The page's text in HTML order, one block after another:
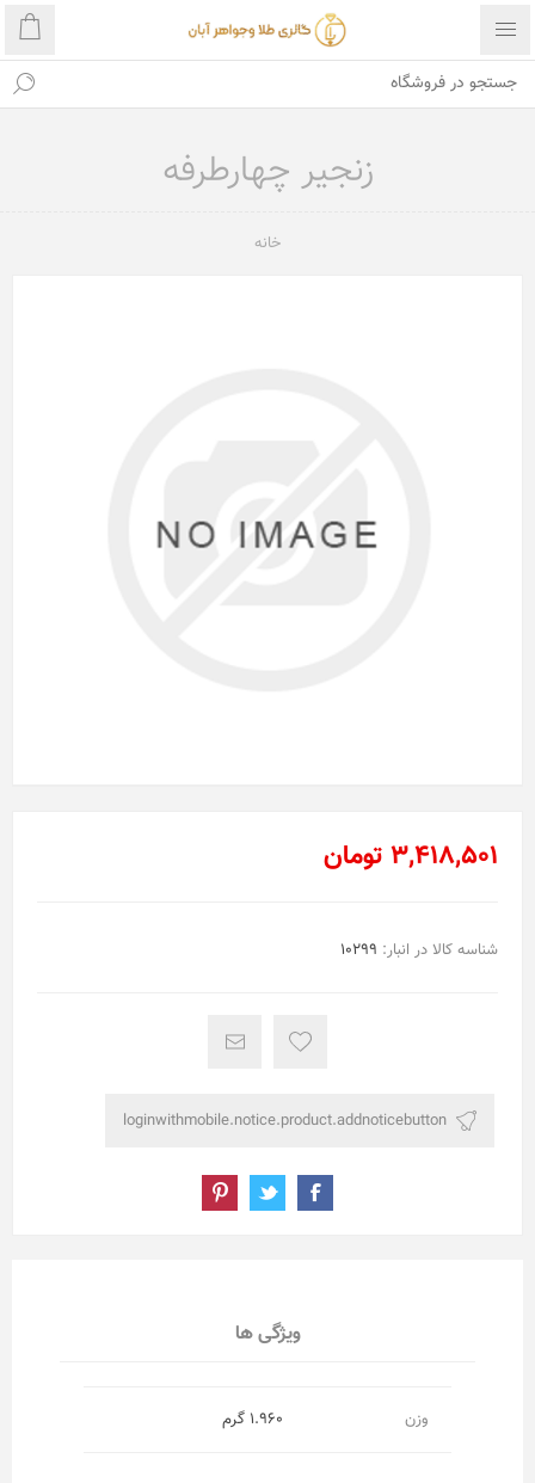
زنجیر چهارطرفه
خانه
3,418,501 تومان
شناسه کالا در انبار: 10299
ویژگی ها
وزن 1.960 گرم